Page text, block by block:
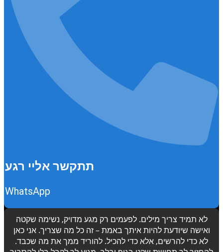
תתקשר אליי רגע
WhatsApp
לא תמיד צריך מילים. לפעמים רק מגע מדויק, נשימה שקטה
ואישה שיודעת להיות איתך באמת – זה כל מה שצריך. אני כאן
לא כדי להרשים, אלא כדי להכיל. להוריד ממך את מה שכבד.